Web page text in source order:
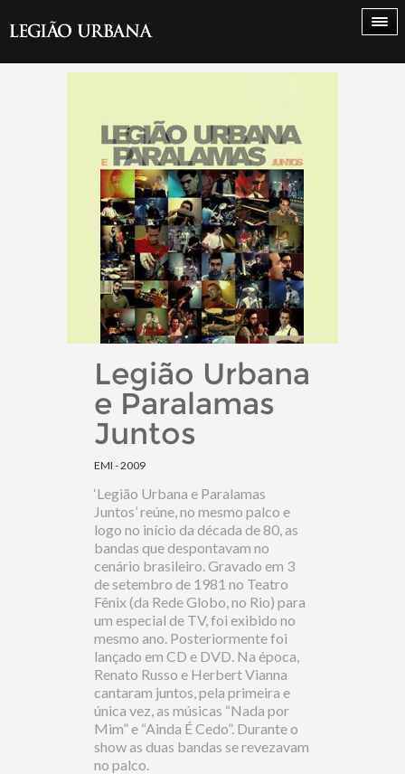
Legião Urbana
e Paralamas
Juntos
EMI - 2009
‘Legião Urbana e Paralamas
Juntos’ reúne, no mesmo palco e
logo no início da década de 80, as
bandas que despontavam no
cenário brasileiro. Gravado em 3
de setembro de 1981 no Teatro
Fênix (da Rede Globo, no Rio) para
um especial de TV, foi exibido no
mesmo ano. Posteriormente foi
lançado em CD e DVD. Na época,
Renato Russo e Herbert Vianna
cantaram juntos, pela primeira e
única vez, as músicas “Nada por
Mim” e “Ainda É Cedo”. Durante o
show as duas bandas se revezavam
no palco.